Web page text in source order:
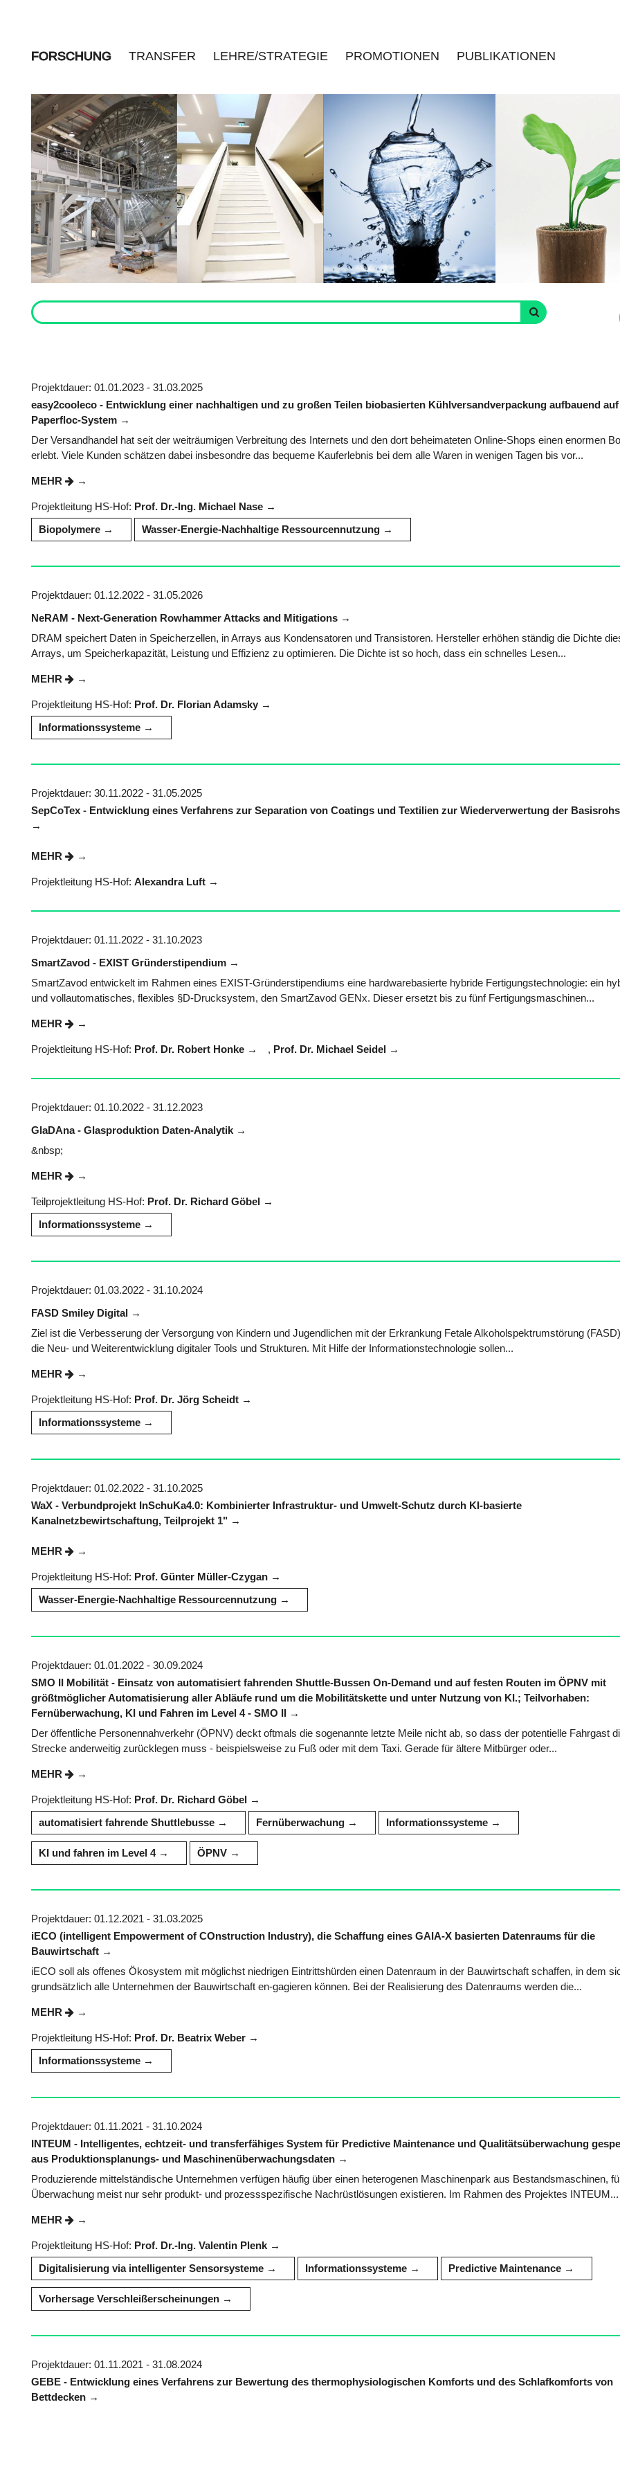
FORSCHUNG TRANSFER LEHRE/STRATEGIE PROMOTIONEN PUBLIKATIONEN
Projektdauer: 01.01.2023 - 31.03.2025
easy2cooleco - Entwicklung einer nachhaltigen und zu großen Teilen biobasierten Kühlversandverpackung aufbauend
Paperfloc-System
Der Versandhandel hat seit der weiträumigen Verbreitung des Internets und den dort beheimateten Online-Shops einen enormen
erlebt. Viele Kunden schätzen dabei insbesondre das bequeme Kauferlebnis bei dem alle Waren in wenigen Tagen bis vor...
MEHR
Projektleitung HS-Hof: Prof. Dr.-Ing. Michael Nase
Biopolymere
Wasser-Energie-Nachhaltige Ressourcennutzung
Projektdauer: 01.12.2022 - 31.05.2026
NeRAM - Next-Generation Rowhammer Attacks and Mitigations
DRAM speichert Daten in Speicherzellen, in Arrays aus Kondensatoren und Transistoren. Hersteller erhöhen ständig die Dichte
Arrays, um Speicherkapazität, Leistung und Effizienz zu optimieren. Die Dichte ist so hoch, dass ein schnelles Lesen...
MEHR
Projektleitung HS-Hof: Prof. Dr. Florian Adamsky
Informationssysteme
Projektdauer: 30.11.2022 - 31.05.2025
SepCoTex - Entwicklung eines Verfahrens zur Separation von Coatings und Textilien zur Wiederverwertung der
MEHR
Projektleitung HS-Hof: Alexandra Luft
Projektdauer: 01.11.2022 - 31.10.2023
SmartZavod - EXIST Gründerstipendium
SmartZavod entwickelt im Rahmen eines EXIST-Gründerstipendiums eine hardwarebasierte hybride Fertigungstechnologie: ein
und vollautomatisches, flexibles §D-Drucksystem, den SmartZavod GENx. Dieser ersetzt bis zu fünf Fertigungsmaschinen...
MEHR
Projektleitung HS-Hof: Prof. Dr. Robert Honke , Prof. Dr. Michael Seidel
Projektdauer: 01.10.2022 - 31.12.2023
GlaDAna - Glasproduktion Daten-Analytik
&nbsp;
MEHR
Teilprojektleitung HS-Hof: Prof. Dr. Richard Göbel
Informationssysteme
Projektdauer: 01.03.2022 - 31.10.2024
FASD Smiley Digital
Ziel ist die Verbesserung der Versorgung von Kindern und Jugendlichen mit der Erkrankung Fetale Alkoholspektrumstörung
die Neu- und Weiterentwicklung digitaler Tools und Strukturen. Mit Hilfe der Informationstechnologie sollen...
MEHR
Projektleitung HS-Hof: Prof. Dr. Jörg Scheidt
Informationssysteme
Projektdauer: 01.02.2022 - 31.10.2025
WaX - Verbundprojekt InSchuKa4.0: Kombinierter Infrastruktur- und Umwelt-Schutz durch KI-basierte
Kanalnetzbewirtschaftung, Teilprojekt 1"
MEHR
Projektleitung HS-Hof: Prof. Günter Müller-Czygan
Wasser-Energie-Nachhaltige Ressourcennutzung
Projektdauer: 01.01.2022 - 30.09.2024
SMO II Mobilität - Einsatz von automatisiert fahrenden Shuttle-Bussen On-Demand und auf festen Routen im ÖPNV mit
größtmöglicher Automatisierung aller Abläufe rund um die Mobilitätskette und unter Nutzung von KI.; Teilvorhaben:
Fernüberwachung, KI und Fahren im Level 4 - SMO II
Der öffentliche Personennahverkehr (ÖPNV) deckt oftmals die sogenannte letzte Meile nicht ab, so dass der potentielle Fahrgast
Strecke anderweitig zurücklegen muss - beispielsweise zu Fuß oder mit dem Taxi. Gerade für ältere Mitbürger oder...
MEHR
Projektleitung HS-Hof: Prof. Dr. Richard Göbel
automatisiert fahrende Shuttlebusse
Fernüberwachung Informationssysteme
KI und fahren im Level 4 ÖPNV
Projektdauer: 01.12.2021 - 31.03.2025
iECO (intelligent Empowerment of COnstruction Industry), die Schaffung eines GAIA-X basierten Datenraums für die
Bauwirtschaft
iECO soll als offenes Ökosystem mit möglichst niedrigen Eintrittshürden einen Datenraum in der Bauwirtschaft schaffen, in dem
grundsätzlich alle Unternehmen der Bauwirtschaft en-gagieren können. Bei der Realisierung des Datenraums werden die...
MEHR
Projektleitung HS-Hof: Prof. Dr. Beatrix Weber
Informationssysteme
Projektdauer: 01.11.2021 - 31.10.2024
INTEUM - Intelligentes, echtzeit- und transferfähiges System für Predictive Maintenance und Qualitätsüberwachung
aus Produktionsplanungs- und Maschinenüberwachungsdaten
Produzierende mittelständische Unternehmen verfügen häufig über einen heterogenen Maschinenpark aus Bestandsmaschinen,
Überwachung meist nur sehr produkt- und prozessspezifische Nachrüstlösungen existieren. Im Rahmen des Projektes INTEUM...
MEHR
Projektleitung HS-Hof: Prof. Dr.-Ing. Valentin Plenk
Digitalisierung via intelligenter Sensorsysteme
Informationssysteme Predictive Maintenance
Vorhersage Verschleißerscheinungen
Projektdauer: 01.11.2021 - 31.08.2024
GEBE - Entwicklung eines Verfahrens zur Bewertung des thermophysiologischen Komforts und des Schlafkomforts von
Bettdecken